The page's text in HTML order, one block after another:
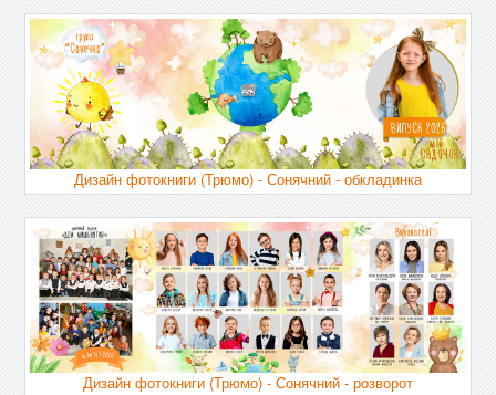
Дизайн фотокниги (Трюмо) - Сонячний - обкладинка
Дизайн фотокниги (Трюмо) - Сонячний - розворот